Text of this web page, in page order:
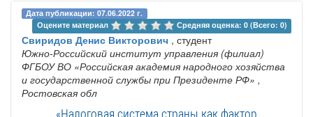
Дата публикации: 07.06.2022 г.
Оцените материал
Средняя оценка: 0 (Всего: 0)
Свиридов Денис Викторович , студент
Южно-Российский институт управления (филиал)
ФГБОУ ВО «Российская академия народного хозяйства
и государственной службы при Президенте РФ» ,
Ростовская обл